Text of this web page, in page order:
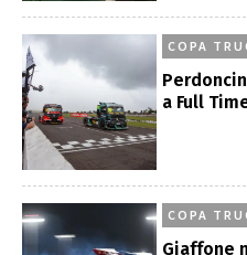
COPA
a Full
COPA
Giaffone